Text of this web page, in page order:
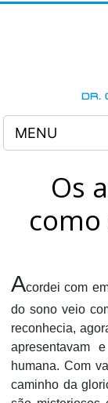
Os
Acordei com
do sono veio
reconhecia,
apresentavam
humana. Com
caminho da